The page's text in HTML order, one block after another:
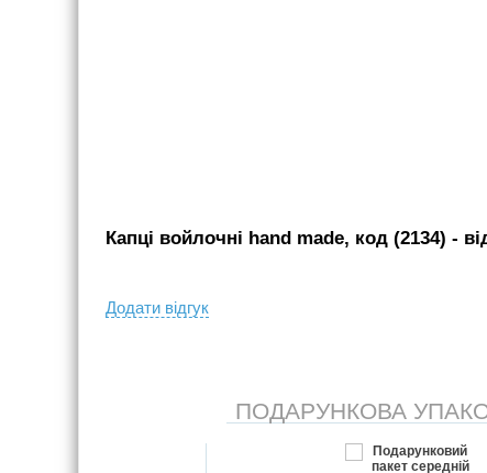
Капці войлочні hand made, код (2134) -
Додати вiдгук
ПОДАРУНКОВА